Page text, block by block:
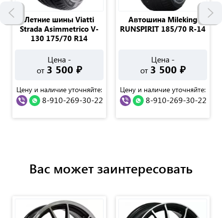
Летние шины Viatti
Strada Asimmetrico V-
130 175/70 R14
Цена -
от 3 500 ₽
Цену и наличие уточняйте:
8-910-269-30-22
Автошина Mileking
RUNSPIRIT 185/70 R-14
Цена -
от 3 500 ₽
Цену и наличие уточняйте:
8-910-269-30-22
Вас может заинтересовать